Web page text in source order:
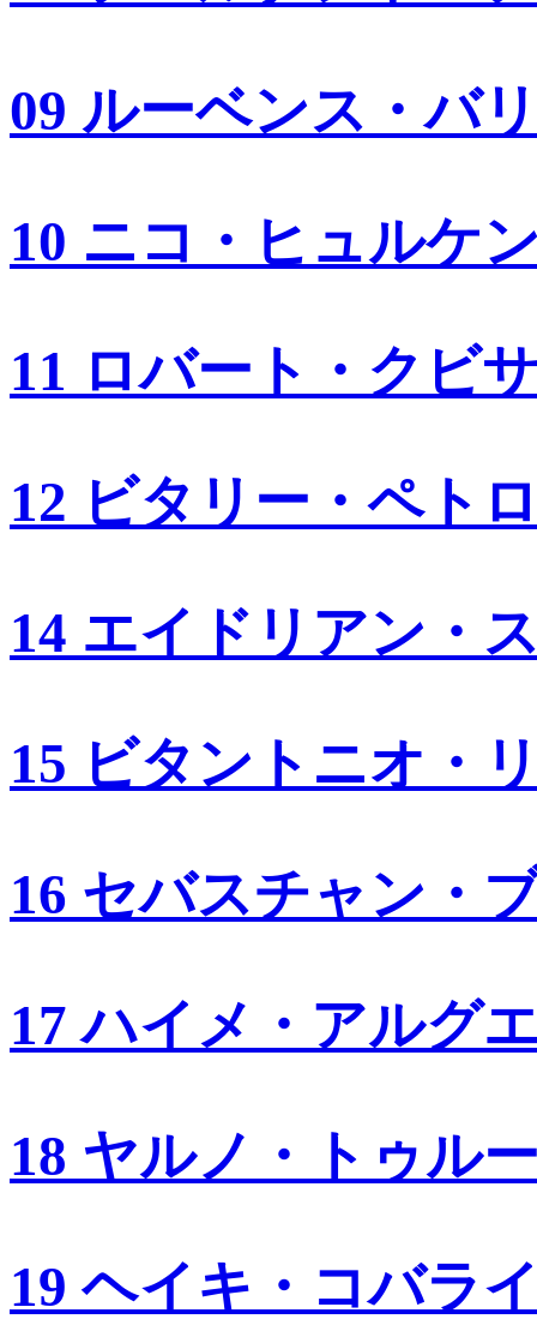
09 ルーベンス・バ
10 ニコ・ヒュルケ
11 ロバート・クビ
12 ビタリー・ペト
14 エイドリアン・
15 ビタントニオ・
16 セバスチャン・
17 ハイメ・アルグ
18 ヤルノ・トゥル
19 ヘイキ・コバラ